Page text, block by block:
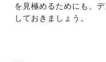
を見極めるためにも、
しておきましょう。